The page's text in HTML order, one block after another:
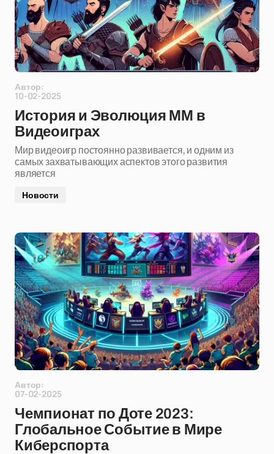
Автор:
10-02-2025
История и Эволюция ММ в
Видеоиграх
Мир видеоигр постоянно развивается, и одним из
самых захватывающих аспектов этого развития
является
Новости
Автор:
07-02-2025
Чемпионат по Доте 2023:
Глобальное Событие в Мире
Киберспорта